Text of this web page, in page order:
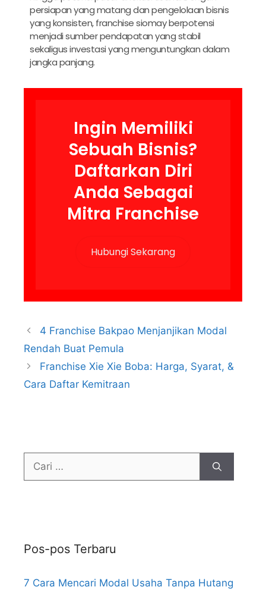
persiapan yang matang dan pengelolaan bisnis
yang konsisten, franchise siomay berpotensi
menjadi sumber pendapatan yang stabil
sekaligus investasi yang menguntungkan dalam
jangka panjang.
Ingin Memiliki
Sebuah Bisnis?
Daftarkan Diri
Anda Sebagai
Mitra Franchise
Hubungi Sekarang
4 Franchise Bakpao Menjanjikan Modal
Rendah Buat Pemula
Franchise Xie Xie Boba: Harga, Syarat, &
Cara Daftar Kemitraan
Pos-pos Terbaru
7 Cara Mencari Modal Usaha Tanpa Hutang